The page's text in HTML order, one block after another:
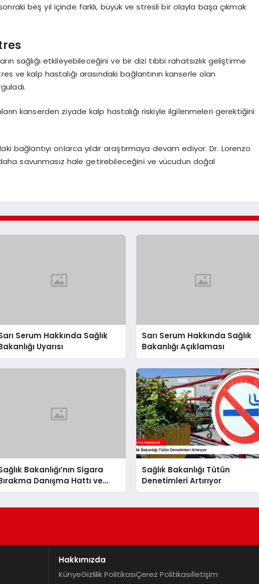
beş yıl içinde farklı, büyük ve stresli bir olayla başa çıkmak
sağlığı etkileyebileceğini ve bir dizi tıbbi rahatsızlık geliştirme
ve kalp hastalığı arasındaki bağlantının kanserle olan
kanserden ziyade kalp hastalığı riskiyle ilgilenmeleri gerektiğini
bağlantıyı onlarca yıldır araştırmaya devam ediyor. Dr. Lorenzo
savunmasız hale getirebileceğini ve vücudun doğal
Serum Hakkında Sağlık
Uyarısı
Sarı Serum Hakkında Sağlık
Bakanlığı Açıklaması
Bakanlığı’nın Sigara
Danışma Hattı ve
Bırakma Poliklinikleri
Sağlık Bakanlığı Tütün
Denetimleri Artırıyor
Hakkımızda
KünyeGizlilik PolitikasıÇerez Politikasıİletişim